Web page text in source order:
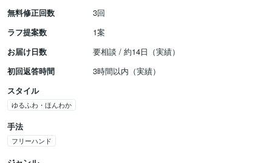
無料修正回数
3回
ラフ提案数
1案
お届け日数
要相談 / 約14日（実績）
初回返答時間
3時間以内（実績）
スタイル
ゆるふわ・ほんわか
手法
フリーハンド